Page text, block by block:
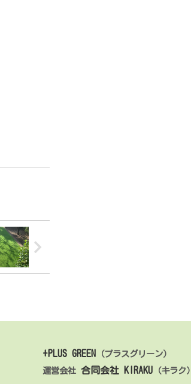
+PLUS GREEN
（プラスグリーン）
運営会社 合同会社 KIRAKU （キラク）